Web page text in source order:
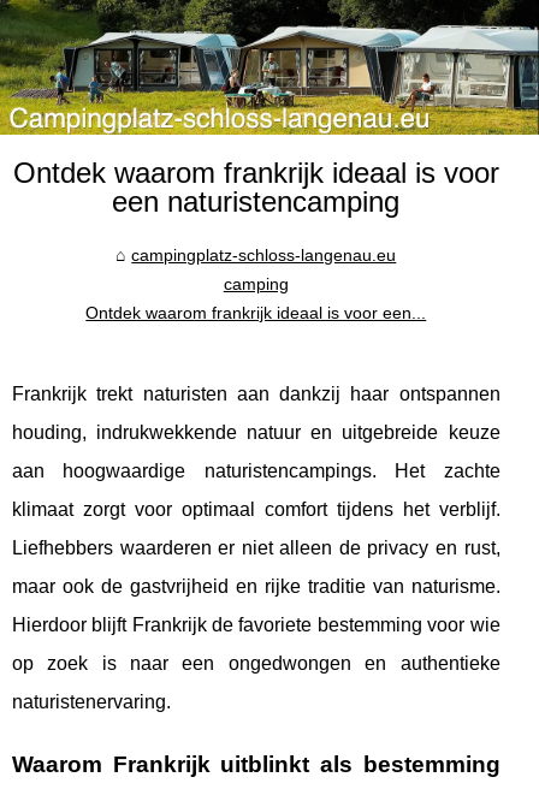
Ontdek waarom frankrijk ideaal is voor
een naturistencamping
campingplatz-schloss-langenau.eu
camping
Ontdek waarom frankrijk ideaal is voor een...
Frankrijk trekt naturisten aan dankzij haar ontspannen
houding, indrukwekkende natuur en uitgebreide keuze
aan hoogwaardige naturistencampings. Het zachte
klimaat zorgt voor optimaal comfort tijdens het verblijf.
Liefhebbers waarderen er niet alleen de privacy en rust,
maar ook de gastvrijheid en rijke traditie van naturisme.
Hierdoor blijft Frankrijk de favoriete bestemming voor wie
op zoek is naar een ongedwongen en authentieke
naturistenervaring.
Waarom Frankrijk uitblinkt als bestemming